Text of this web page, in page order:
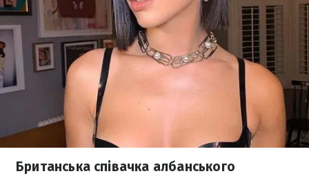
Британська співачка албанського